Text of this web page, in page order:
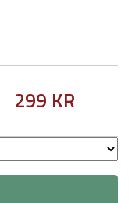
299 KR